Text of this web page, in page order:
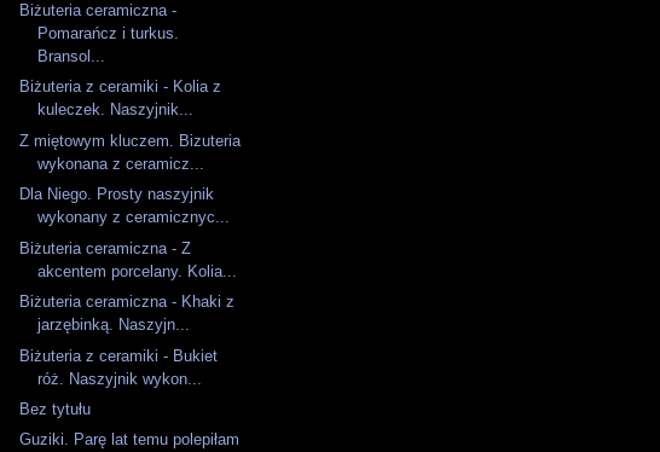
Biżuteria ceramiczna -
Pomarańcz i turkus.
Bransol...
Biżuteria z ceramiki - Kolia z
kuleczek. Naszyjnik...
Z miętowym kluczem. Bizuteria
wykonana z ceramicz...
Dla Niego. Prosty naszyjnik
wykonany z ceramicznyc...
Biżuteria ceramiczna - Z
akcentem porcelany. Kolia...
Biżuteria ceramiczna - Khaki z
jarzębinką. Naszyjn...
Biżuteria z ceramiki - Bukiet
róż. Naszyjnik wykon...
Bez tytułu
Guziki. Parę lat temu polepiłam